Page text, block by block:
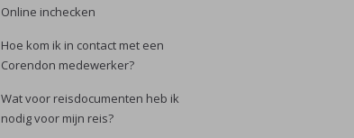
Online inchecken
Hoe kom ik in contact met een
Corendon medewerker?
Wat voor reisdocumenten heb ik
nodig voor mijn reis?